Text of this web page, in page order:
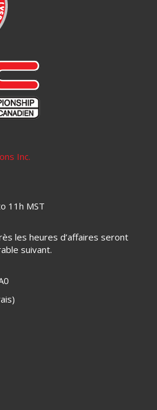
Inc.
11h MST
les heures d’affaires seront
suivant.